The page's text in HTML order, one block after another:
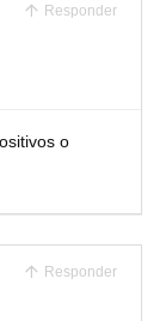
Responder
o
Responder